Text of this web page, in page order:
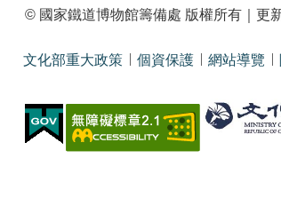
© 國家鐵道博物館籌備處 版權所有｜更
文化部重大政策 個資保護 網站導覽